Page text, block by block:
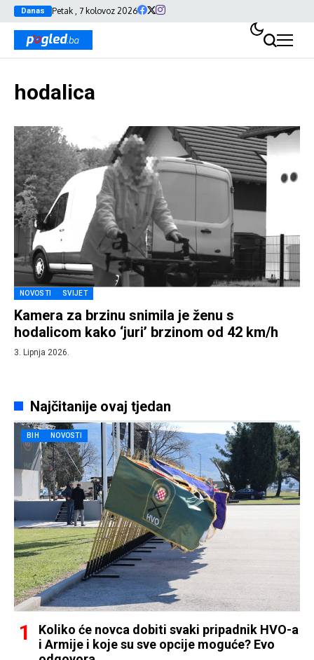
Danas Petak , 7 kolovoz 2026
hodalica
NOVOSTI SVIJET
Kamera za brzinu snimila je ženu s
hodalicom kako ‘juri’ brzinom od 42 km/h
3. Lipnja 2026.
Najčitanije ovaj tjedan
BIH NOVOSTI
Koliko će novca dobiti svaki pripadnik HVO-a
i Armije i koje su sve opcije moguće? Evo